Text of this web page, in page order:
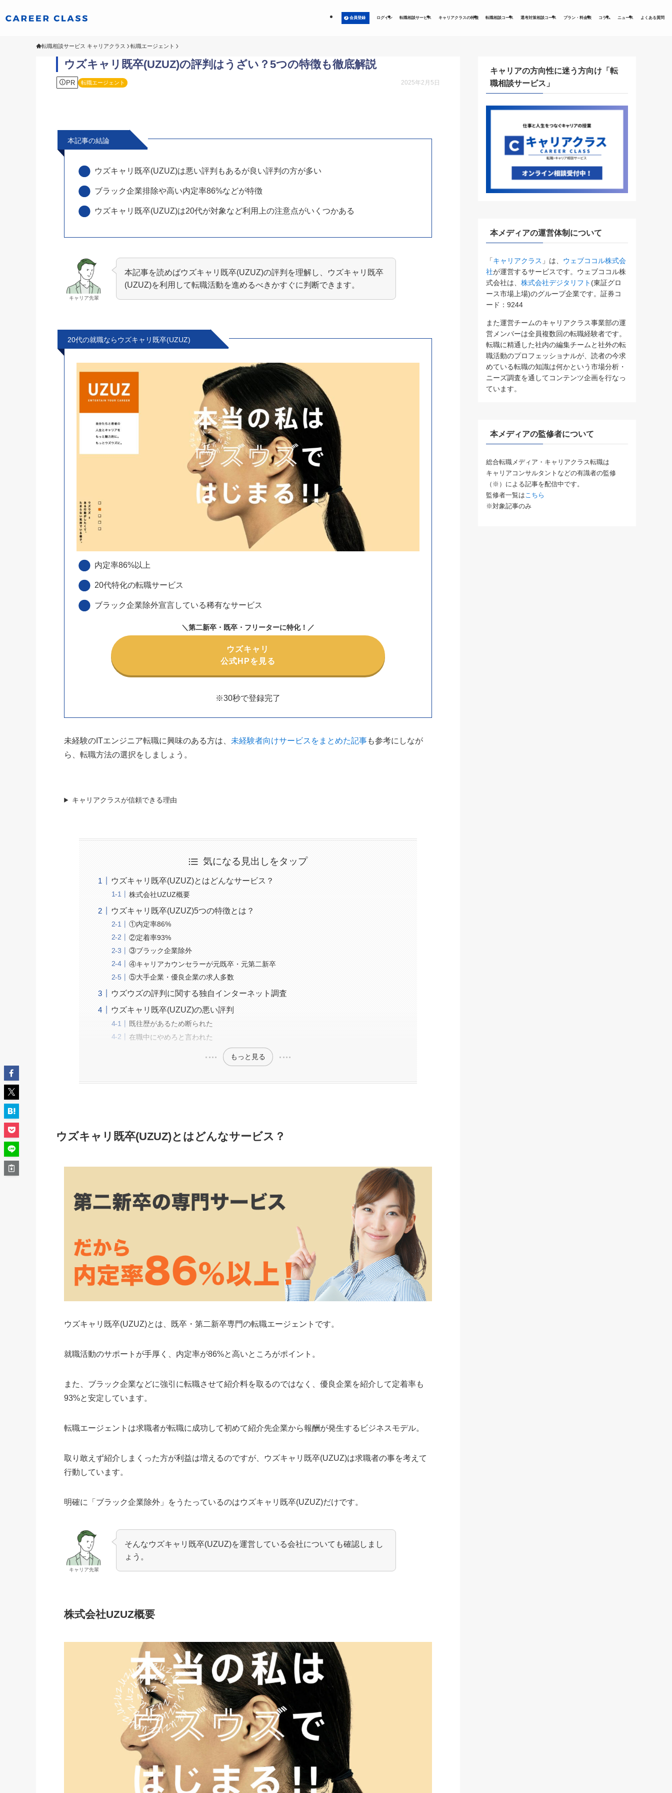
会員登録 ログイン 転職相談サービス キャリアクラスの特徴 転職相談コース 選考対策相談コース プラン・料金表 コラム ニュース よくある質問
転職相談サービス キャリアクラス 転職エージェント
ウズキャリ既卒(UZUZ)の評判はうざい？5つの特徴も徹底解説
PR 転職エージェント 2025年2月5日
本記事の結論
ウズキャリ既卒(UZUZ)は悪い評判もあるが良い評判の方が多い
ブラック企業排除や高い内定率86%などが特徴
ウズキャリ既卒(UZUZ)は20代が対象など利用上の注意点がいくつかある
キャリア先輩
本記事を読めばウズキャリ既卒(UZUZ)の評判を理解し、ウズキャリ既卒
(UZUZ)を利用して転職活動を進めるべきかすぐに判断できます。
20代の就職ならウズキャリ既卒(UZUZ)
内定率86%以上
20代特化の転職サービス
ブラック企業除外宣言している稀有なサービス
＼第二新卒・既卒・フリーターに特化！ ／
ウズキャリ
公式HPを見る
※30秒で登録完了
未経験のITエンジニア転職に興味のある方は、 未経験者向けサービスをまとめた記事も参考にしなが
ら、転職方法の選択をしましょう。
キャリアクラスが信頼できる理由
気になる見出しをタップ
ウズキャリ既卒(UZUZ)とはどんなサービス？
株式会社UZUZ概要
ウズキャリ既卒(UZUZ)5つの特徴とは？
①内定率86%
②定着率93%
③ブラック企業除外
④キャリアカウンセラーが元既卒・元第二新卒
⑤大手企業・優良企業の求人多数
ウズウズの評判に関する独自インターネット調査
ウズキャリ既卒(UZUZ)の悪い評判
既往歴があるため断られた
在職中にやめろと言われた
もっと見る
ウズキャリ既卒(UZUZ)とはどんなサービス？
ウズキャリ既卒(UZUZ)とは、 既卒・第二新卒専門の転職エージェント です。
就職活動のサポートが手厚く、内定率が86%と高いところがポイント。
また、ブラック企業などに強引に転職させて紹介料を取るのではなく、優良企業を紹介して定着率も
93%と安定しています。
転職エージェントは求職者が転職に成功して初めて紹介先企業から報酬が発生するビジネスモデル。
取り敢えず紹介しまくった方が利益は増えるのですが、ウズキャリ既卒(UZUZ)は求職者の事を考えて
行動しています。
明確に「ブラック企業除外」をうたっているのはウズキャリ既卒(UZUZ)だけです。
キャリア先輩
そんなウズキャリ既卒(UZUZ)を運営している会社についても確認しまし
ょう。
株式会社UZUZ概要
キャリアの方向性に迷う方向け「転
職相談サービス」
本メディアの運営体制について
「キャリアクラス 」は、 ウェブココル株式会
社が運営するサービスです。ウェブココル株
式会社は、 株式会社デジタリフト (東証グロ
ース市場上場)のグループ企業です。証券コ
ード：9244
また運営チームのキャリアクラス事業部の運
営メンバーは全員複数回の転職経験者です。
転職に精通した社内の編集チームと社外の転
職活動のプロフェッショナルが、読者の今求
めている転職の知識は何かという市場分析・
ニーズ調査を通してコンテンツ企画を行なっ
ています。
本メディアの監修者について
総合転職メディア・キャリアクラス転職は
キャリアコンサルタントなどの有識者の監修
（※）による記事を配信中です。
監修者一覧はこちら
※対象記事のみ